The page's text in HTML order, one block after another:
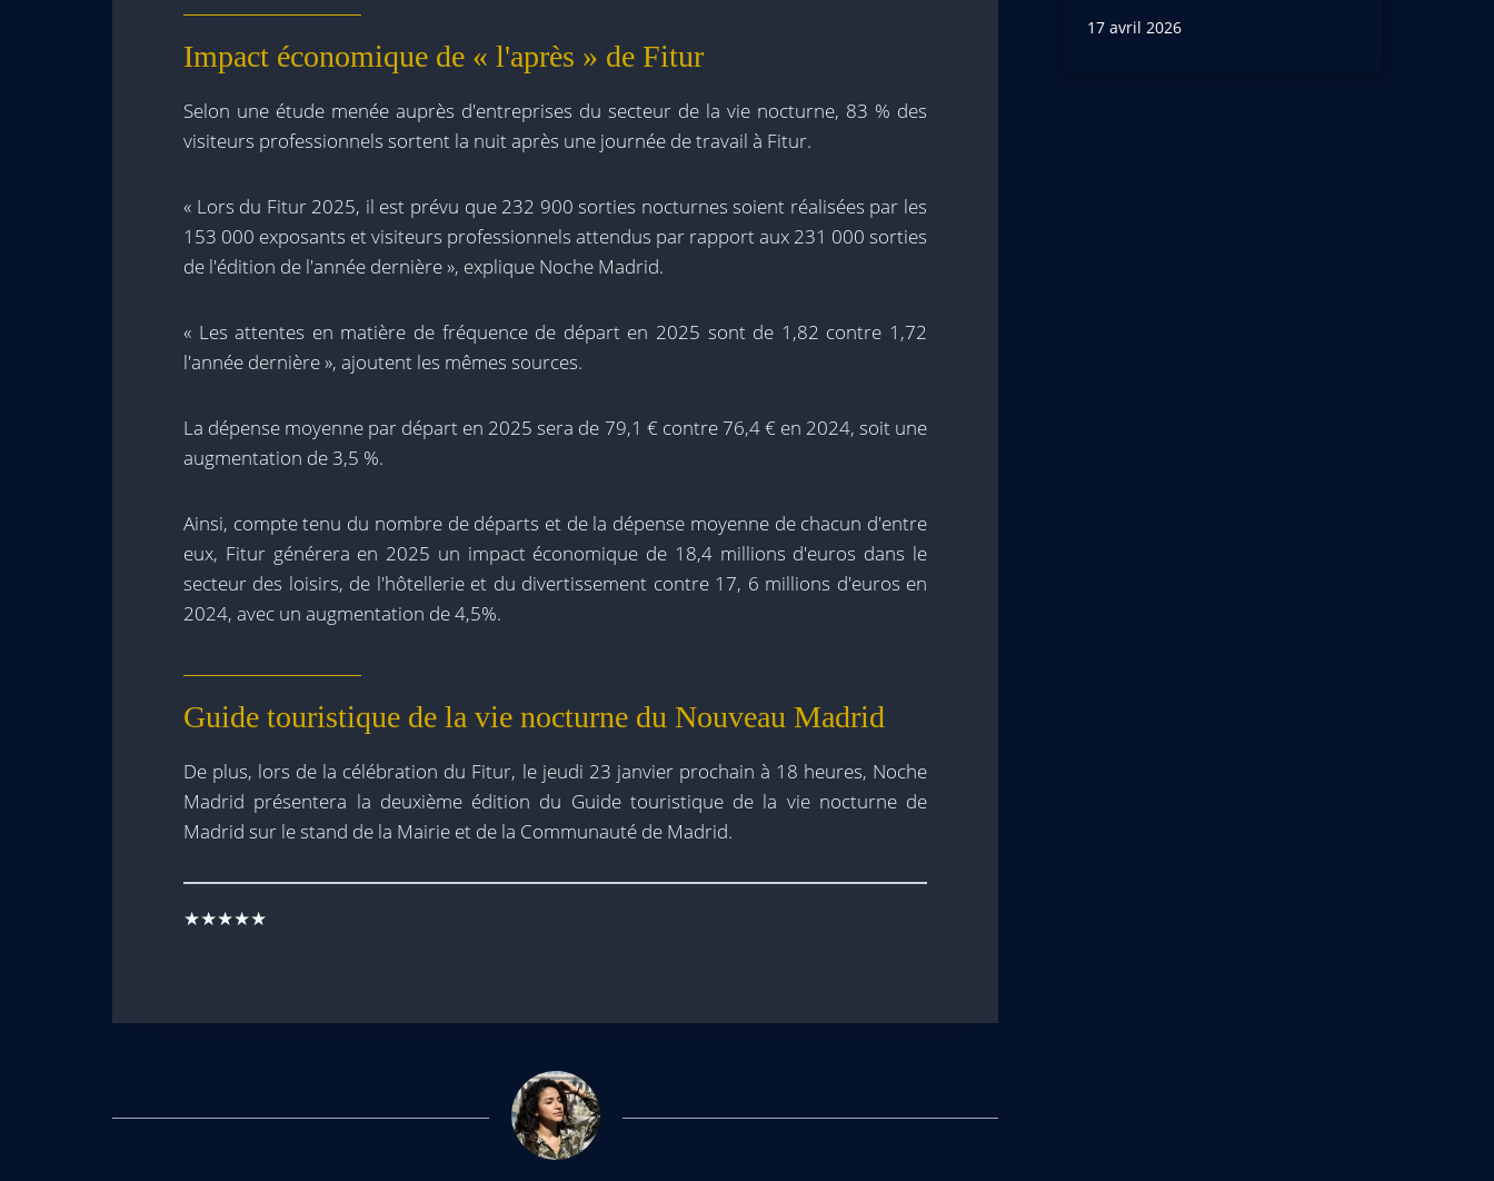
Impact économique de « l'après » de Fitur
Selon une étude menée auprès d'entreprises du secteur de la vie nocturne, 83 % des
visiteurs professionnels sortent la nuit après une journée de travail à Fitur.
« Lors du Fitur 2025, il est prévu que 232 900 sorties nocturnes soient réalisées par les
153 000 exposants et visiteurs professionnels attendus par rapport aux 231 000 sorties
de l'édition de l'année dernière », explique Noche Madrid.
« Les attentes en matière de fréquence de départ en 2025 sont de 1,82 contre 1,72
l'année dernière », ajoutent les mêmes sources.
La dépense moyenne par départ en 2025 sera de 79,1 € contre 76,4 € en 2024, soit une
augmentation de 3,5 %.
Ainsi, compte tenu du nombre de départs et de la dépense moyenne de chacun d'entre
eux, Fitur générera en 2025 un impact économique de 18,4 millions d'euros dans le
secteur des loisirs, de l'hôtellerie et du divertissement contre 17, 6 millions d'euros en
2024, avec un augmentation de 4,5%.
Guide touristique de la vie nocturne du Nouveau Madrid
De plus, lors de la célébration du Fitur, le jeudi 23 janvier prochain à 18 heures, Noche
Madrid présentera la deuxième édition du Guide touristique de la vie nocturne de
Madrid sur le stand de la Mairie et de la Communauté de Madrid.
★★★★★
17 avril 2026